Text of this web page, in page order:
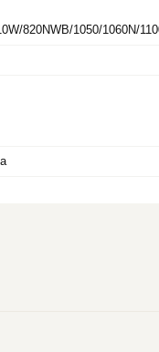
820NWB/1050/1060N/